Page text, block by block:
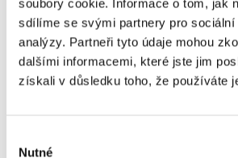
soubory cookie. Informace o tom, jak
sdílíme se svými partnery pro sociální
analýzy. Partneři tyto údaje mohou
dalšími informacemi, které jste jim
získali v důsledku toho, že používáte
Nutné